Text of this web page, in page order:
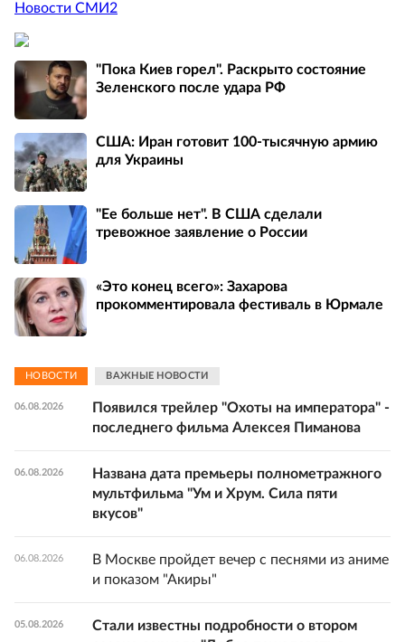
Новости СМИ2
"Пока Киев горел". Раскрыто состояние
Зеленского после удара РФ
США: Иран готовит 100-тысячную армию
для Украины
"Ее больше нет". В США сделали
тревожное заявление о России
«Это конец всего»: Захарова
прокомментировала фестиваль в Юрмале
НОВОСТИ ВАЖНЫЕ НОВОСТИ
06.08.2026
Появился трейлер "Охоты на императора" -
последнего фильма Алексея Пиманова
06.08.2026
Названа дата премьеры полнометражного
мультфильма "Ум и Хрум. Сила пяти
вкусов"
06.08.2026
В Москве пройдет вечер с песнями из аниме
и показом "Акиры"
05.08.2026
Стали известны подробности о втором